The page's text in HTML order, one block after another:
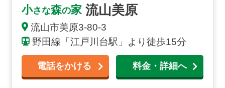
小さな森の家 流山美原
流山市美原3-80-3
野田線「江戸川台駅」より徒歩15分
電話をかける 料金・詳細へ